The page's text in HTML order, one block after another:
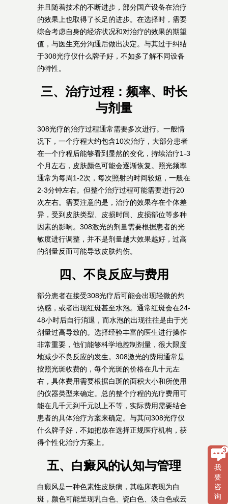
并且随着技术的不断进步，部分国产设备在治疗
的效果上也取得了长足的进步。在选择时，需要
综合考虑自身的经济状况和对治疗的效果的期望
值，与医生充分沟通后做出决定。与其过于纠结
于308光疗仪什么牌子好，不如多了解不同设备
的特性。
三、治疗过程：频率、时长
与剂量
308光疗的治疗过程通常需要多次进行。一般情
况下，一个疗程大约包含10次治疗，大部分患者
在一个疗程后能够看到显然的变化，持续治疗1-3
个月左右，皮肤颜色可能会逐渐恢复。照光频率
通常为每周1-2次，每次照射的时间较短，一般在
2-3分钟左右。但整个治疗过程可能需要进行20
次左右。需要注意的是，治疗的效果存在个体差
异，受到皮肤类型、皮损时间、皮损部位等多种
因素的影响。308激光的剂量需要根据患者的光
敏度进行调整，并不是剂量越大效果越好，过高
的剂量反而可能导致皮肤灼伤。
四、不良反应与费用
部分患者在接受308光疗后可能会出现轻微的灼
热感，或者出现红斑甚至水泡。通常红斑会在24-
48小时后自行消退，而水泡的出现往往是由于光
剂量过高导致的。选择经验丰富的医生进行操作
非常重要，他们能够科学地控制剂量，很大限度
地减少不良反应的发生。308激光的费用通常是
按照光斑收费的，每个光斑的价格在几十元左
右，具体费用需要根据白斑的面积大小和所使用
的仪器类型来确定。总的整个疗程的光疗费用可
能在几千元到千元以上不等，实际费用需要结合
患者的具体治疗方案来确定。与其问308光疗仪
什么牌子好，不如把放在选择正规医疗机构，获
得个性化治疗方案上。
五、白癜风的认知与管理
白癜风是一种色素性皮肤病，其临床表现为白
斑，颜色可能呈现乳白色、瓷白色、淡白色或云
我
要
咨
询